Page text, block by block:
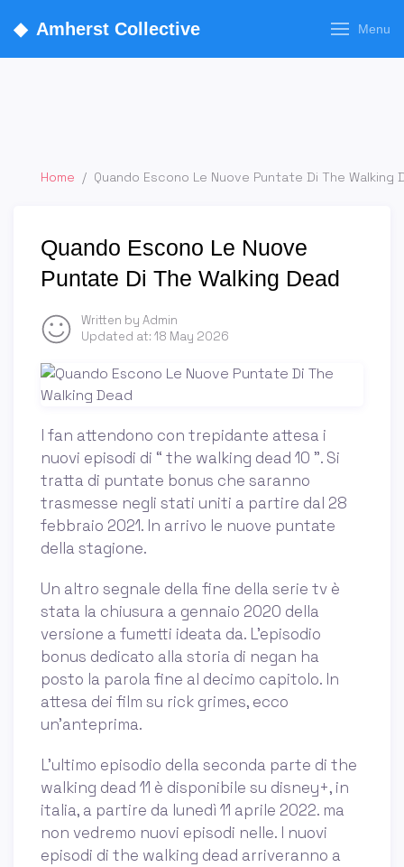
◆ Amherst Collective Menu
Home / Quando Escono Le Nuove Puntate Di The Walking
Quando Escono Le Nuove
Puntate Di The Walking Dead
Written by Admin
Updated at: 18 May 2026
I fan attendono con trepidante attesa i
nuovi episodi di “ the walking dead 10 ”. Si
tratta di puntate bonus che saranno
trasmesse negli stati uniti a partire dal 28
febbraio 2021. In arrivo le nuove puntate
della stagione.
Un altro segnale della fine della serie tv è
stata la chiusura a gennaio 2020 della
versione a fumetti ideata da. L’episodio
bonus dedicato alla storia di negan ha
posto la parola fine al decimo capitolo. In
attesa dei film su rick grimes, ecco
un’anteprima.
L’ultimo episodio della seconda parte di the
walking dead 11 è disponibile su disney+, in
italia, a partire da lunedì 11 aprile 2022. ma
non vedremo nuovi episodi nelle. I nuovi
episodi di the walking dead arriveranno a